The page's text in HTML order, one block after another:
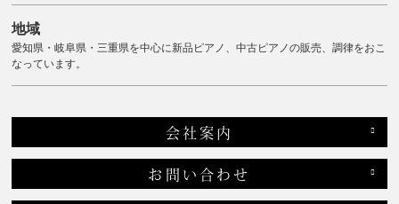
地域
愛知県・岐阜県・三重県を中心に新品ピアノ、中古ピアノの販売、調律をおこ
なっています。
会社案内
お問い合わせ